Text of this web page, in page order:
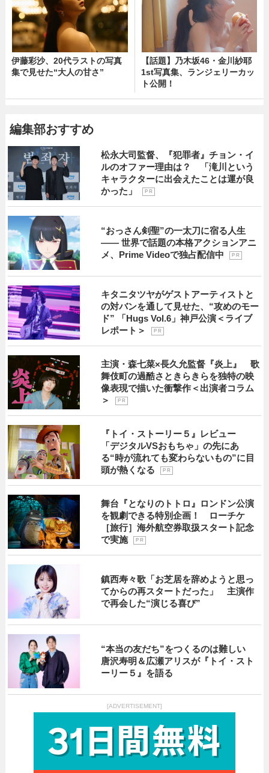
伊藤彩沙、20代ラストの写真
集で見せた“大人の甘さ”
【話題】乃木坂46・金川紗耶
1st写真集、ランジェリーカッ
ト公開！
編集部おすすめ
松永大司監督、『犯罪者』チョン・イ
ルのオファー理由は？ 「滝川という
キャラクターに出会えたことは運が良
かった」
P R
“おっさん剣聖”の一太刀に宿る人生
―― 世界で話題の本格アクションアニ
メ、Prime Videoで独占配信中
P R
キタニタツヤがゲストアーティストと
の対バンを通して見せた、“攻めのモー
ド” 「Hugs Vol.6」神戸公演＜ライブ
レポート＞
P R
主演・森七菜×長久允監督『炎上』 歌
舞伎町の過酷さときらきらを独特の映
像表現で描いた衝撃作＜出演者コラム
＞
P R
『トイ・ストーリー５』レビュー
「デジタルVSおもちゃ」の先にあ
る“時が流れても変わらないもの”に目
頭が熱くなる
P R
舞台『となりのトトロ』ロンドン公演
を観劇できる特別企画！ ローチケ
［旅行］海外航空券取扱スタート記念
で実施
P R
鎮西寿々歌「お芝居を辞めようと思っ
てからの再スタートだった」 主演作
で再会した“演じる喜び”
“本当の友だち”をつくるのは難しい
唐沢寿明＆広瀬アリスが『トイ・スト
ーリー５』を語る
[ADVERTISEMENT]